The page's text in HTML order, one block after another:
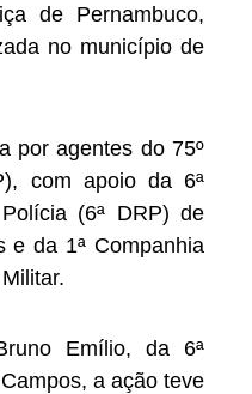
de Pernambuco,
no município de
por agentes do 75º
com apoio da 6ª
(6ª DRP) de
e da 1ª Companhia
Emílio, da 6ª
a ação teve